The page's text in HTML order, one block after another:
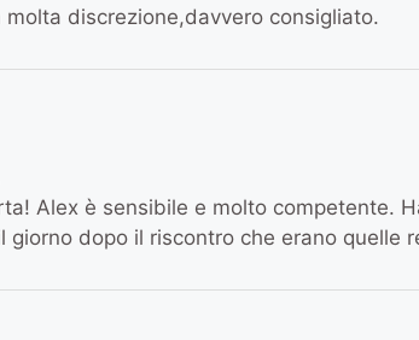
discrezione,davvero consigliato.
Alex è sensibile e molto competente.
giorno dopo il riscontro che erano quelle